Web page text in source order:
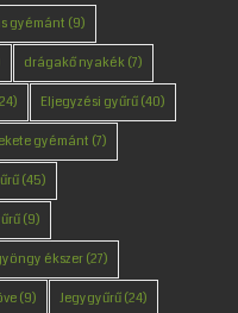
gyémánt (9)
drágakő nyakék(7)
Eljegyzési gyűrű(40)
gyémánt (7)
(45)
(9)
ékszer(27)
(9) Jegygyűrű(24)